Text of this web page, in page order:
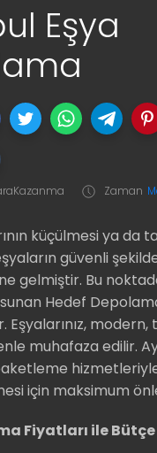
Eşya
Zaman
küçülmesi ya da
güvenli
gelmiştir. Bu
Hedef
Eşyalarınız, modern,
muhafaza edilir.
hizmetleriyle
için maksimum
Fiyatları ile